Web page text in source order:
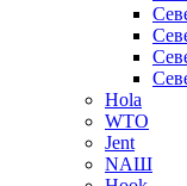
Hola
WTO
Jent
NAШ